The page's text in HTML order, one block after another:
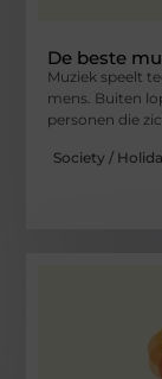
De beste
Muziek speelt
mens. Buiten
personen die
Society /